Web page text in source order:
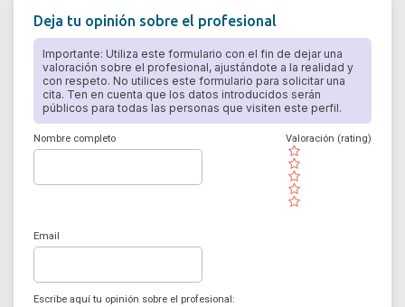
Deja tu opinión sobre el profesional
Importante: Utiliza este formulario con el fin de dejar una
valoración sobre el profesional, ajustándote a la realidad y
con respeto. No utilices este formulario para solicitar una
cita. Ten en cuenta que los datos introducidos serán
públicos para todas las personas que visiten este perfil.
Nombre completo
( )
( )
( )
( )
( )
Valoración (rating)
Email
Escribe aquí tu opinión sobre el profesional: